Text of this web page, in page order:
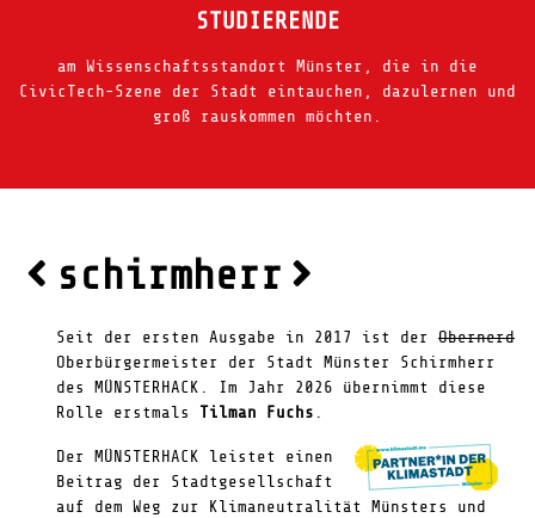
STUDIERENDE
am Wissenschaftsstandort Münster, die in die
CivicTech-Szene der Stadt eintauchen, dazulernen und
groß rauskommen möchten.
schirmherr
Seit der ersten Ausgabe in 2017 ist der Obernerd
Oberbürgermeister der Stadt Münster Schirmherr
des MÜNSTERHACK. Im Jahr 2026 übernimmt diese
Rolle erstmals Tilman Fuchs .
Der MÜNSTERHACK leistet einen
Beitrag der Stadtgesellschaft
auf dem Weg zur Klimaneutralität Münsters und